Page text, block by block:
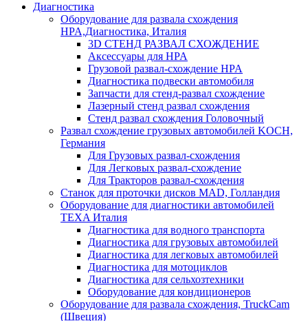
Диагностика
Оборудование для развала схождения
HPA,Диагностика, Италия
3D СТЕНД РАЗВАЛ СХОЖДЕНИЕ
Аксессуары для HPA
Грузовой развал-схождение HPA
Диагностика подвески автомобиля
Запчасти для стенд-развал схождение
Лазерный стенд развал схождения
Стенд развал схождения Головочный
Развал схождение грузовых автомобилей KOCH,
Германия
Для Грузовых развал-схождения
Для Легковых развал-схождение
Для Тракторов развал-схождения
Станок для проточки дисков MAD, Голландия
Оборудование для диагностики автомобилей
TEXA Италия
Диагностика для водного транспорта
Диагностика для грузовых автомобилей
Диагностика для легковых автомобилей
Диагностика для мотоциклов
Диагностика для сельхозтехники
Оборудование для кондиционеров
Оборудование для развала схождения, TruckCam
(Швеция)